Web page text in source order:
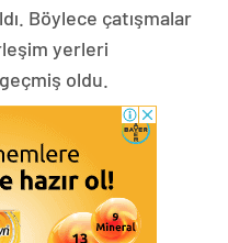
Böylece çatışmalar
yerleri
oldu.